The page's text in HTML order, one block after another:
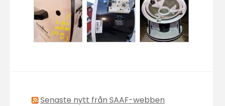
Senaste nytt från SAAF-webben